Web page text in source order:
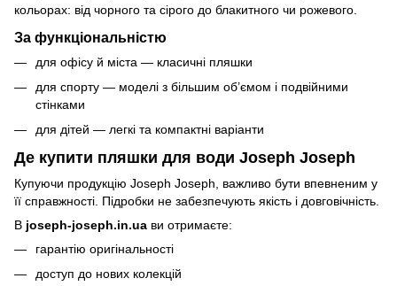
кольорах: від чорного та сірого до блакитного чи рожевого.
За функціональністю
для офісу й міста — класичні пляшки
для спорту — моделі з більшим об’ємом і подвійними
стінками
для дітей — легкі та компактні варіанти
Де купити пляшки для води Joseph Joseph
Купуючи продукцію Joseph Joseph, важливо бути впевненим у
її справжності. Підробки не забезпечують якість і довговічність.
В joseph-joseph.in.ua ви отримаєте:
гарантію оригінальності
доступ до нових колекцій